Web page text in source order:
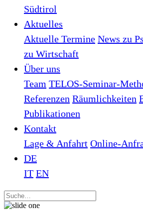
Südtirol
Aktuelles
Aktuelle Termine News zu
zu Wirtschaft
Über uns
Team TELOS-Seminar-
Referenzen Räumlichkeiten
Publikationen
Kontakt
Lage & Anfahrt Online-
DE
IT EN